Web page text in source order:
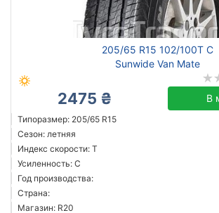
205/65 R15 102/100T C
Sunwide Van Mate
2475 ₴ В
Типоразмер: 205/65 R15
Сезон: летняя
Индекс скорости: T
Усиленность: C
Год производства:
Страна:
Магазин: R20